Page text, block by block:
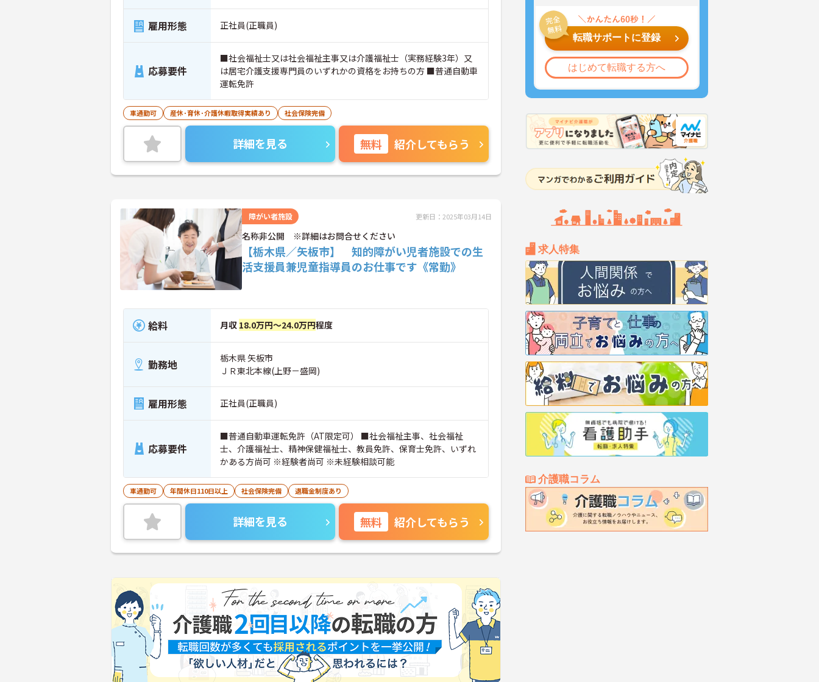
転職サポートに登録
はじめて転職する方へ
求人特集
介護職コラム
雇用形態 正社員(正職員)
応募要件
■社会福祉士又は社会福祉主事又は介護福祉士（実務経験3年）又
は居宅介護支援専門員のいずれかの資格をお持ちの方 ■普通自動車
運転免許
車通勤可 産休･育休･介護休暇取得実績あり 社会保険完備
詳細を見る 無料 紹介してもらう
障がい者施設 更新日：2025年03月14日
名称非公開 ※詳細はお問合せください
【栃木県／矢板市】 知的障がい児者施設での生
活支援員兼児童指導員のお仕事です《常勤》
給料 月収 18.0万円～24.0万円程度
勤務地
栃木県 矢板市
ＪＲ東北本線(上野－盛岡)
雇用形態 正社員(正職員)
応募要件
■普通自動車運転免許（AT限定可） ■社会福祉主事、社会福祉
士、介護福祉士、精神保健福祉士、教員免許、保育士免許、いずれ
かある方尚可 ※経験者尚可 ※未経験相談可能
車通勤可 年間休日110日以上 社会保険完備 退職金制度あり
詳細を見る 無料 紹介してもらう